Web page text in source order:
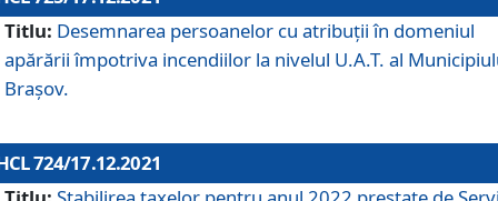
Titlu: Desemnarea persoanelor cu atribuții în domeniul
apărării împotriva incendiilor la nivelul U.A.T. al
Brașov.
724/17.12.2021